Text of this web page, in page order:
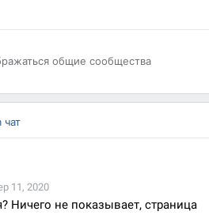
общие сообщества
чат